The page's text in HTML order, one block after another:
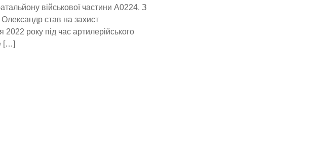
військової частини А0224. З
став на захист
2022 року під час артилерійського
[…]